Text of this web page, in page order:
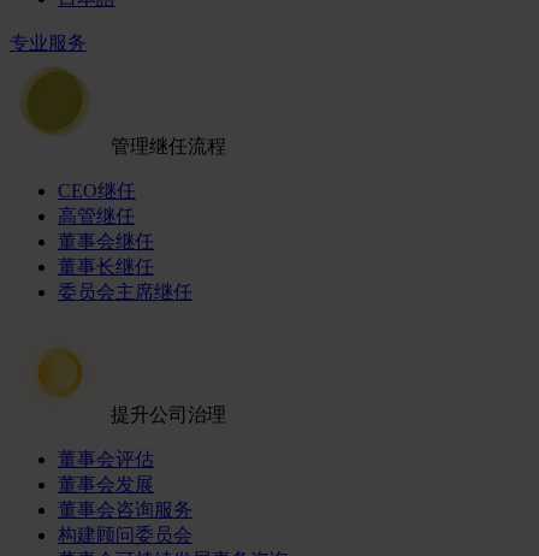
专业服务
管理继任流程
CEO继任
高管继任
董事会继任
董事长继任
委员会主席继任
提升公司治理
董事会评估
董事会发展
董事会咨询服务
构建顾问委员会